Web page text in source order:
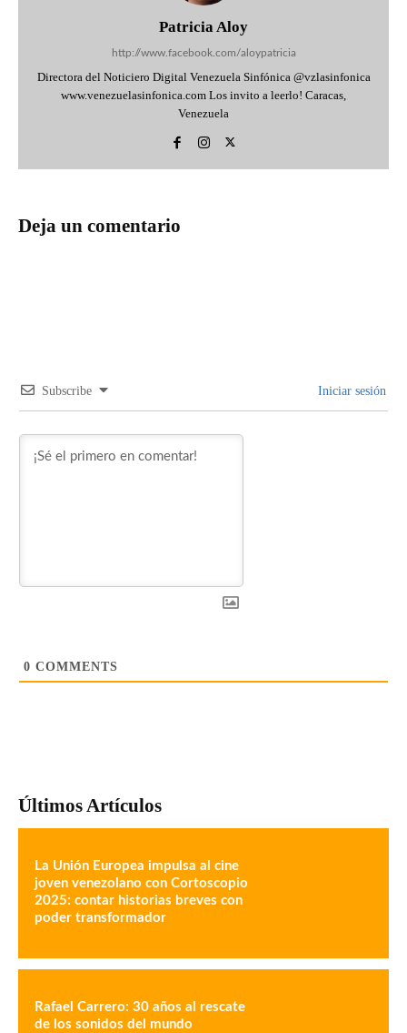
Patricia Aloy
http://www.facebook.com/aloypatricia
Directora del Noticiero Digital Venezuela Sinfónica @vzlasinfonica
www.venezuelasinfonica.com Los invito a leerlo! Caracas,
Venezuela
Deja un comentario
Subscribe Iniciar sesión
0 COMMENTS
Últimos Artículos
La Unión Europea impulsa al cine
joven venezolano con Cortoscopio
2025: contar historias breves con
poder transformador
Rafael Carrero: 30 años al rescate
de los sonidos del mundo